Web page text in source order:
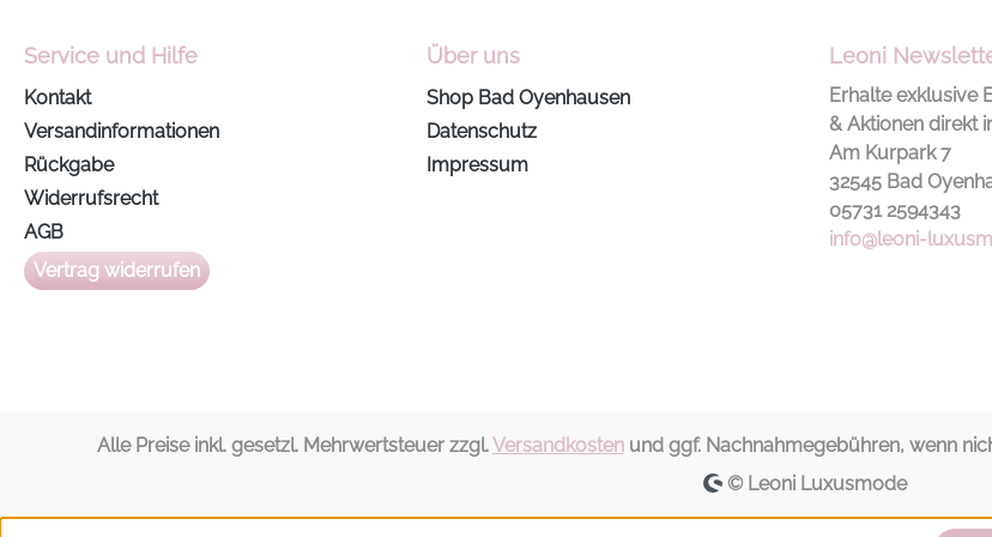
Käse- und Tortenplatte
Anthea von Lambert.
Gemeinsam entsteht ein
den gedeckten Tisch.
Auch als Kerzenteller, für
Bad zur Ablage von
Schmuck und Kosmetik
und Ablageplatte, aus
handgeschnitten und
Arrangement für Aperitif
Produkteigenschaften:
Untersetzer mit Hummer-
Motiv, Maße 11 x 0,6 x 11
cm Modellname: Love
Tiles Farbe: rosa Material:
Service und Hilfe
Kontakt
Versandinformationen
Rückgabe
Widerrufsrecht
AGB
Vertrag widerrufen
Über uns
Shop Bad Oyenhausen
Datenschutz
Impressum
Leoni
Erhalte exklusive
& Aktionen direkt
Am Kurpark 7
32545 Bad
05731 2594343
info@leoni-
Alle Preise inkl. gesetzl. Mehrwertsteuer zzgl.Versandkosten und ggf. Nachnahmegebühren, wenn
© Leoni Luxusmode